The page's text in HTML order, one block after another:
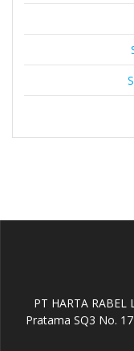
PT HARTA RABEL
Pratama SQ3 No.